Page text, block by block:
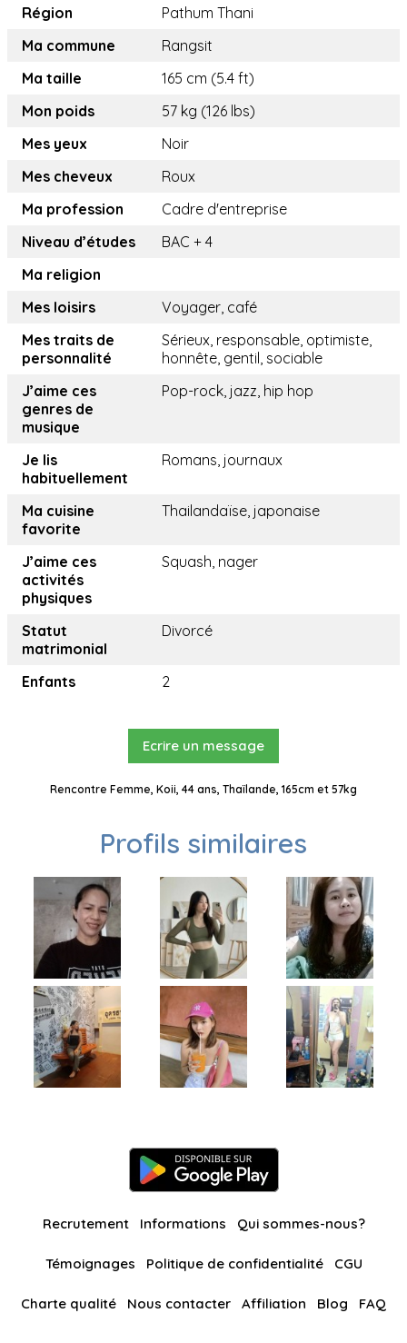
Région
Pathum Thani
Ma commune
Rangsit
Ma taille
165 cm (5.4 ft)
Mon poids
57 kg (126 lbs)
Mes yeux
Noir
Mes cheveux
Roux
Ma profession
Cadre d'entreprise
Niveau d’études
BAC + 4
Ma religion
Mes loisirs
Voyager, café
Mes traits de
personnalité
Sérieux, responsable, optimiste,
honnête, gentil, sociable
J’aime ces
genres de
musique
Pop-rock, jazz, hip hop
Je lis
habituellement
Romans, journaux
Ma cuisine
favorite
Thailandaïse, japonaise
J’aime ces
activités
physiques
Squash, nager
Statut
matrimonial
Divorcé
Enfants 2
Ecrire un message
Rencontre Femme, Koii, 44 ans, Thaïlande, 165cm et 57kg
Profils similaires
Recrutement Informations Qui sommes-nous?
Témoignages Politique de confidentialité CGU
Charte qualité Nous contacter Affiliation Blog FAQ